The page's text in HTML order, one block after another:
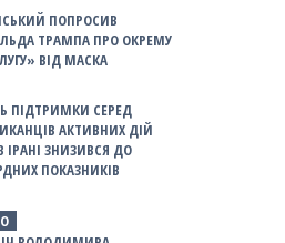
ПОПРОСИВ
ТРАМПА ПРО ОКРЕМУ
ВІД МАСКА
ПІДТРИМКИ СЕРЕД
АКТИВНИХ ДІЙ
ІРАНІ ЗНИЗИВСЯ ДО
ПОКАЗНИКІВ